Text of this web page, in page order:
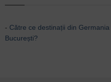
- Către ce destinații din
București?